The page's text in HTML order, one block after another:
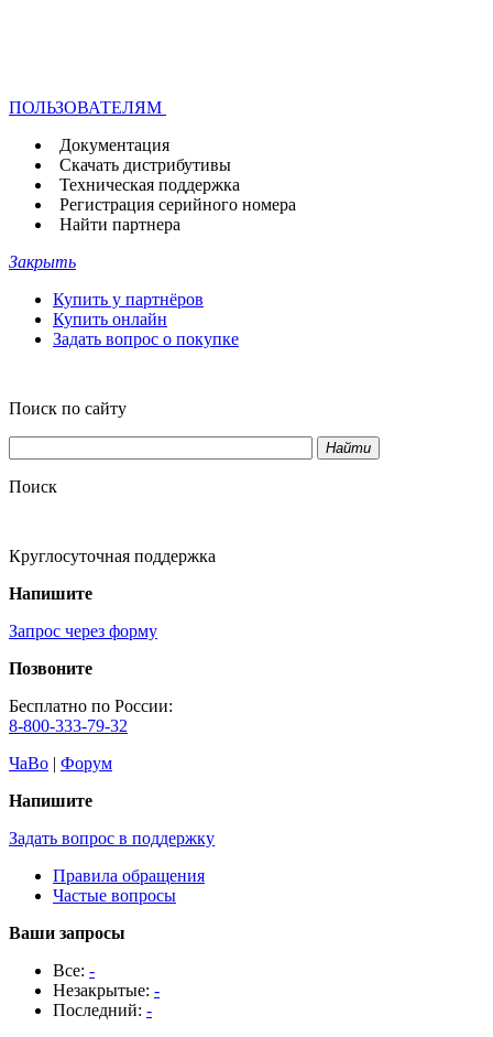
ПОЛЬЗОВАТЕЛЯМ
Документация
Скачать дистрибутивы
Техническая поддержка
Регистрация серийного номера
Найти партнера
Закрыть
Купить у партнёров
Купить онлайн
Задать вопрос о покупке
Поиск по сайту
Найти
Поиск
Круглосуточная поддержка
Напишите
Запрос через форму
Позвоните
Бесплатно по России:
8-800-333-79-32
ЧаВо | Форум
Напишите
Задать вопрос в поддержку
Правила обращения
Частые вопросы
Ваши запросы
Все: -
Незакрытые: -
Последний: -